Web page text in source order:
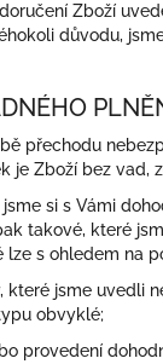
Zboží
důvodu,
přechodu
je Zboží bez vad,
si s Vámi
takové, které
s ohledem na
které jsme uvedli
obvyklé;
provedení